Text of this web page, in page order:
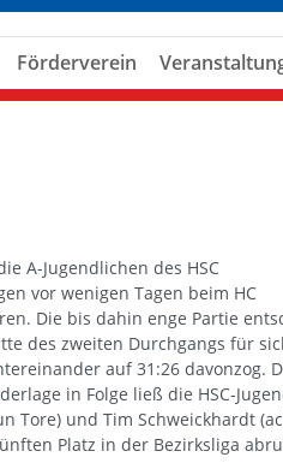
Förderverein
A-Jugendlichen des HSC
vor wenigen Tagen beim HC
Die bis dahin enge Partie
des zweiten Durchgangs für
auf 31:26 davonzog.
in Folge ließ die HSC-
Tore) und Tim Schweickhardt
Platz in der Bezirksliga